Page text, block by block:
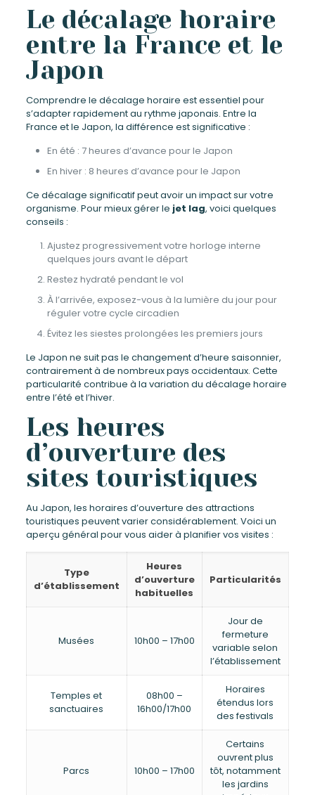
Le décalage horaire
entre la France et le
Japon
Comprendre le décalage horaire est essentiel pour
s’adapter rapidement au rythme japonais. Entre la
France et le Japon, la différence est significative :
En été : 7 heures d’avance pour le Japon
En hiver : 8 heures d’avance pour le Japon
Ce décalage significatif peut avoir un impact sur votre
organisme. Pour mieux gérer le jet lag, voici quelques
conseils :
Ajustez progressivement votre horloge interne
quelques jours avant le départ
Restez hydraté pendant le vol
À l’arrivée, exposez-vous à la lumière du jour pour
réguler votre cycle circadien
Évitez les siestes prolongées les premiers jours
Le Japon ne suit pas le changement d’heure saisonnier,
contrairement à de nombreux pays occidentaux. Cette
particularité contribue à la variation du décalage horaire
entre l’été et l’hiver.
Les heures
d’ouverture des
sites touristiques
Au Japon, les horaires d’ouverture des attractions
touristiques peuvent varier considérablement. Voici un
aperçu général pour vous aider à planifier vos visites :
Type
d’établissement
Heures
d’ouverture
habituelles
Particularités
Musées 10h00 – 17h00
Jour de
fermeture
variable selon
l’établissement
Temples et
sanctuaires
08h00 –
16h00/17h00
Horaires
étendus lors
des festivals
Parcs 10h00 – 17h00
Certains
ouvrent plus
tôt, notamment
les jardins